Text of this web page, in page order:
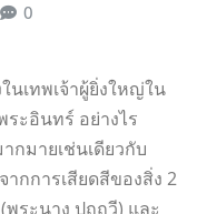
0
นเทพเจ้าผู้ยิ่งใหญ่ใน
ะอินทร์ อย่างไร
กมายเช่นเดียวกับ
กการเสียดสีของสิ่ง 2
ระนาง ปฤถวี) และ